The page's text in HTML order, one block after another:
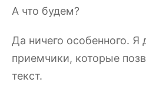
А что будем?
Да ничего особенного. Я
приемчики, которые
текст.